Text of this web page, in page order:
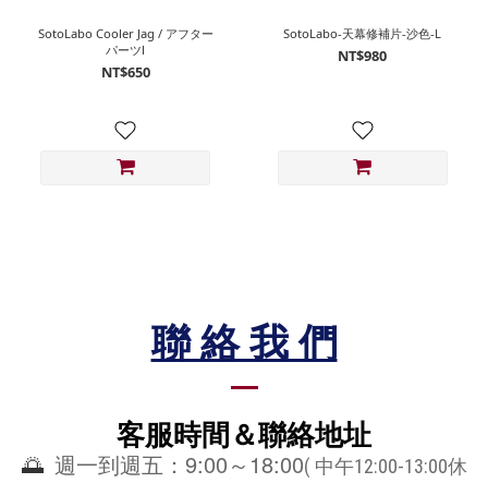
SotoLabo Cooler Jag / アフター
パーツⅠ
NT$650
SotoLabo-天幕修補片-沙色-L
NT$980
聯 絡 我 們
客服時間＆聯絡地址
🌅 週一到週五： 9:00 ～ 18:00( 中午12:00-13:00休